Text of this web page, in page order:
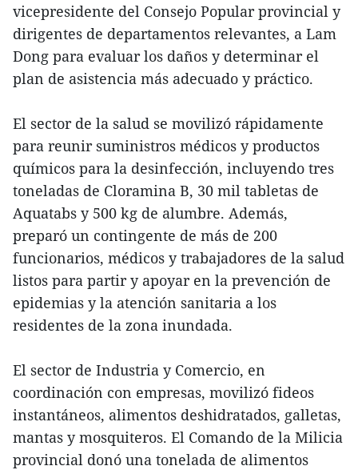
vicepresidente del Consejo Popular provincial y
dirigentes de departamentos relevantes, a Lam
Dong para evaluar los daños y determinar el
plan de asistencia más adecuado y práctico.
El sector de la salud se movilizó rápidamente
para reunir suministros médicos y productos
químicos para la desinfección, incluyendo tres
toneladas de Cloramina B, 30 mil tabletas de
Aquatabs y 500 kg de alumbre. Además,
preparó un contingente de más de 200
funcionarios, médicos y trabajadores de la salud
listos para partir y apoyar en la prevención de
epidemias y la atención sanitaria a los
residentes de la zona inundada.
El sector de Industria y Comercio, en
coordinación con empresas, movilizó fideos
instantáneos, alimentos deshidratados, galletas,
mantas y mosquiteros. El Comando de la Milicia
provincial donó una tonelada de alimentos